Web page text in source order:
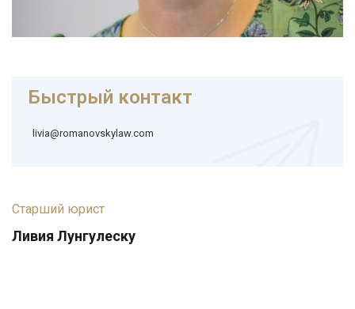
Быстрый контакт
livia@romanovskylaw.com
Cтарший юрист
Ливия Лунгулеску